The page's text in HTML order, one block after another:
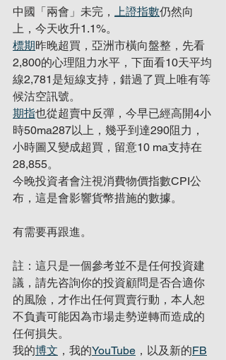
中國「兩會」未完， 上證指數仍然向
上，今天收升1.1%。
標期昨晚超買，亞洲市橫向盤整，先看
2,800的心理阻力水平，下面看10天平均
線2,781是短線支持，錯過了買上唯有等
候沽空訊號。
期指也從超賣中反彈，今早已經高開4小
時50ma287以上，幾乎到達290阻力，
小時圖又變成超買，留意10 ma支持在
28,855。
今晚投資者會注視消費物價指數CPI公
布，這是會影響貨幣措施的數據。
有需要再跟進。
註：這只是一個參考並不是任何投資建
議，請先咨詢你的投資顧問是否合適你
的風險，才作出任何買賣行動，本人恕
不負責可能因為市場走勢逆轉而造成的
任何損失。
我的博文 ，我的YouTube ，以及新的FB